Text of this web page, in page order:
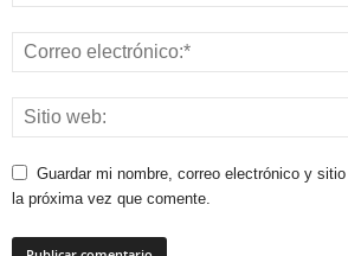
Guardar mi nombre, correo electrónico y
la próxima vez que comente.